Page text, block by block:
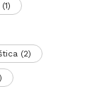
(1)
(2)